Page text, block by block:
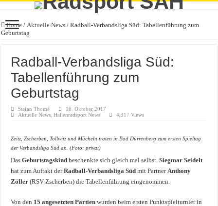
Home / Aktuelle News / Radball-Verbandsliga Süd: Tabellenführung zum
Geburtstag
Radball-Verbandsliga Süd:
Tabellenführung zum
Geburtstag
Stefan Thomé
16. Oktober 2017
Aktuelle News ,Hallenradsport News 4,317 Views
Zeitz, Zscherben, Tollwitz und Mücheln traten in Bad Dürrenberg zum ersten Spieltag
der Verbandsliga Süd an. (Foto: privat)
DasGeburtstagskind beschenkte sich gleich mal selbst.Siegmar Seidelt
hat zum Auftakt derRadball-Verbandsliga Süd mit PartnerAnthony
Zöller (RSV Zscherben) die Tabellenführung eingenommen.
Von den 15 angesetzten Partien wurden beim ersten Punktspielturnier in